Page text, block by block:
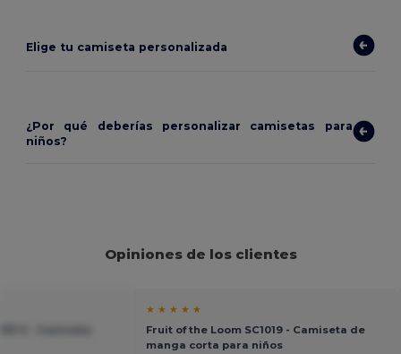
Elige tu camiseta personalizada
¿Por qué deberías personalizar camisetas para
niños?
Opiniones de los clientes
★ ★ ★ ★ ★
Fruit of the Loom SC1019 - Camiseta de
manga corta para niños